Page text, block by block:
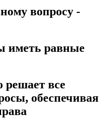
вопросу -
иметь равные
решает все
обеспечивая